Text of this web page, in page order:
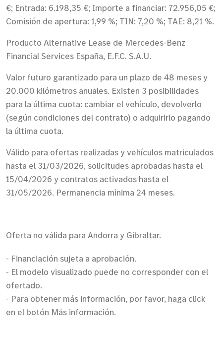
€; Entrada: 6.198,35 €; Importe a financiar: 72.956,05 €;
Comisión de apertura: 1,99 %; TIN: 7,20 %; TAE: 8,21 %.
Producto Alternative Lease de Mercedes-Benz
Financial Services España, E.F.C. S.A.U.
Valor futuro garantizado para un plazo de 48 meses y
20.000 kilómetros anuales. Existen 3 posibilidades
para la última cuota: cambiar el vehículo, devolverlo
(según condiciones del contrato) o adquirirlo pagando
la última cuota.
Válido para ofertas realizadas y vehículos matriculados
hasta el 31/03/2026, solicitudes aprobadas hasta el
15/04/2026 y contratos activados hasta el
31/05/2026. Permanencia mínima 24 meses.
Oferta no válida para Andorra y Gibraltar.
- Financiación sujeta a aprobación.
- El modelo visualizado puede no corresponder con el
ofertado.
- Para obtener más información, por favor, haga click
en el botón Más información.